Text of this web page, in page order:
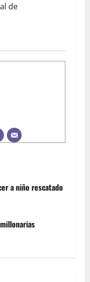
de
a niño rescatado